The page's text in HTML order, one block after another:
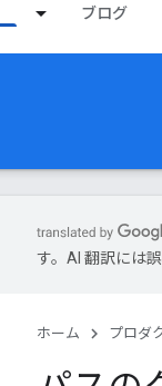
ブログ
す。AI 翻訳には
ホーム プロダ